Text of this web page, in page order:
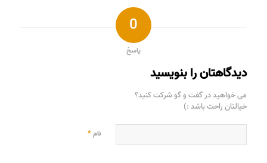
0
پاسخ
دیدگاهتان را بنویسید
می خواهید در گفت و گو شرکت کنید؟
خیالتان راحت باشد :)
نام*